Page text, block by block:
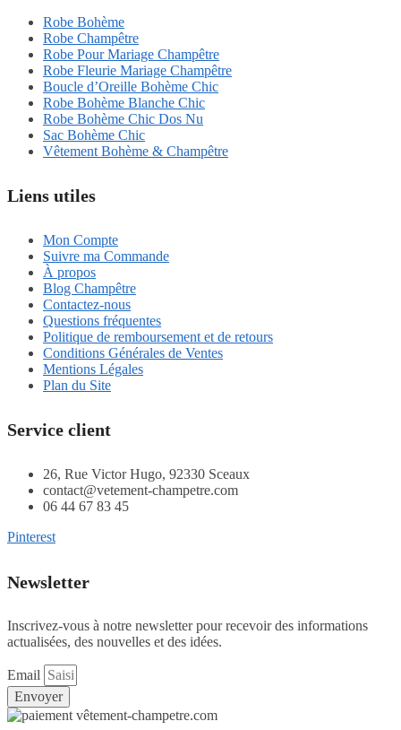
Robe Bohème
Robe Champêtre
Robe Pour Mariage Champêtre
Robe Fleurie Mariage Champêtre
Boucle d’Oreille Bohème Chic
Robe Bohème Blanche Chic
Robe Bohème Chic Dos Nu
Sac Bohème Chic
Vêtement Bohème & Champêtre
Liens utiles
Mon Compte
Suivre ma Commande
À propos
Blog Champêtre
Contactez-nous
Questions fréquentes
Politique de remboursement et de retours
Conditions Générales de Ventes
Mentions Légales
Plan du Site
Service client
26, Rue Victor Hugo, 92330 Sceaux
contact@vetement-champetre.com
06 44 67 83 45
Pinterest
Newsletter
Inscrivez-vous à notre newsletter pour recevoir des informations
actualisées, des nouvelles et des idées.
Email
Envoyer